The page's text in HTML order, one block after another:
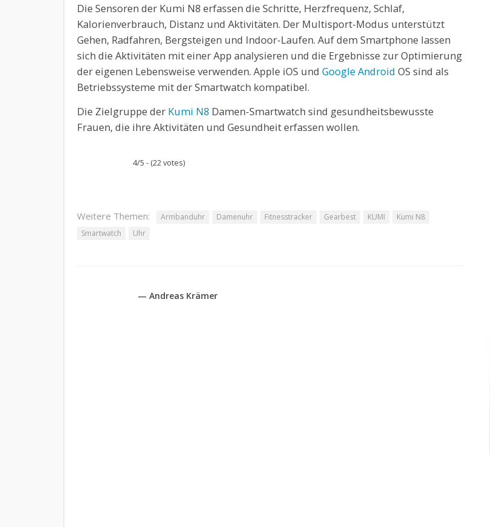
Die Sensoren der Kumi N8 erfassen die Schritte, Herzfrequenz, Schlaf,
Kalorienverbrauch, Distanz und Aktivitäten. Der Multisport-Modus unterstützt
Gehen, Radfahren, Bergsteigen und Indoor-Laufen. Auf dem Smartphone lassen
sich die Aktivitäten mit einer App analysieren und die Ergebnisse zur Optimierung
der eigenen Lebensweise verwenden. Apple iOS und Google Android OS sind als
Betriebssysteme mit der Smartwatch kompatibel.
Die Zielgruppe der Kumi N8 Damen-Smartwatch sind gesundheitsbewusste
Frauen, die ihre Aktivitäten und Gesundheit erfassen wollen.
4/5 - (22 votes)
Weitere Themen: Armbanduhr Damenuhr Fitnesstracker Gearbest KUMI
Kumi N8
Smartwatch
Uhr
— Andreas Krämer